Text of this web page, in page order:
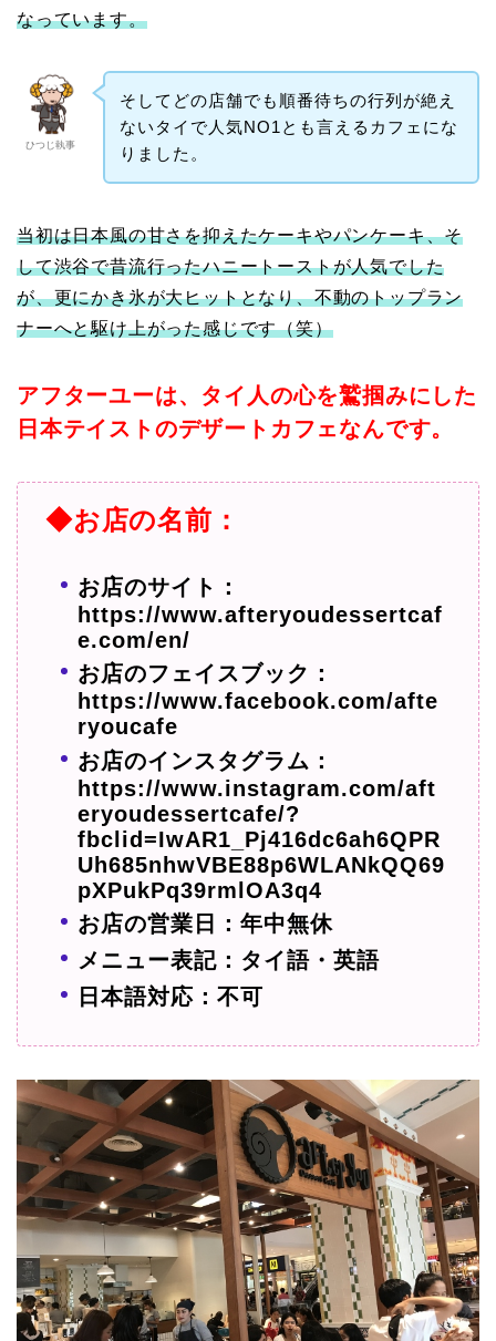
なっています。
ひつじ執事
そしてどの店舗でも順番待ちの行列が絶え
ないタイで人気NO1とも言えるカフェにな
りました。
当初は日本風の甘さを抑えたケーキやパンケーキ、そ
して渋谷で昔流行ったハニートーストが人気でした
が、更にかき氷が大ヒットとなり、不動のトップラン
ナーへと駆け上がった感じです（笑）
アフターユーは、タイ人の心を鷲掴みにした
日本テイストのデザートカフェなんです。
◆お店の名前：
お店のサイト：
https://www.afteryoudessertcaf
e.com/en/
お店のフェイスブック：
https://www.facebook.com/afte
ryoucafe
お店のインスタグラム：
https://www.instagram.com/aft
eryoudessertcafe/?
fbclid=IwAR1_Pj416dc6ah6QPR
Uh685nhwVBE88p6WLANkQQ69
pXPukPq39rmlOA3q4
お店の営業日：年中無休
メニュー表記：タイ語・英語
日本語対応：不可